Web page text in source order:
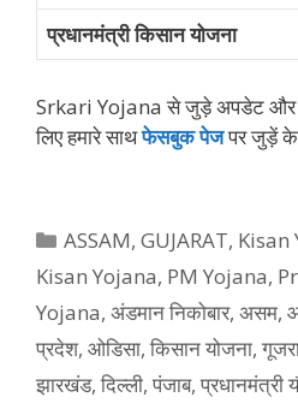
प्रधानमंत्री किसान योजना
Srkari Yojana से जुड़े अपडेट और
लिए हमारे साथफेसबुक पेजपर जुड़ें के
Categories
ASSAM,GUJARAT, Kisan
Kisan Yojana, PM Yojana,
Yojana, अंडमान निकोबार, असम,
प्रदेश, ओडिसा, किसान योजना,
झारखंड, दिल्ली, पंजाब, प्रधानमंत्री